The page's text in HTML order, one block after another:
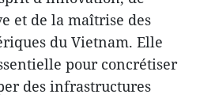
et de la maîtrise des
du Vietnam. Elle
pour concrétiser
des infrastructures